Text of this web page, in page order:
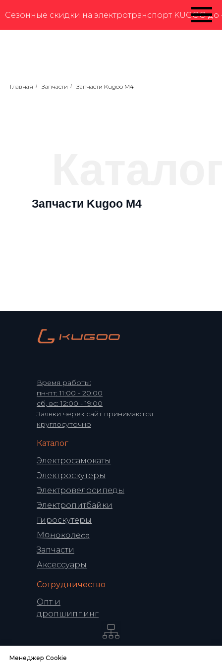
Сезонные скидки на электротранспорт KUGOO
Главная / Запчасти / Запчасти Kugoo M4
Запчасти Kugoo M4
Политика конфиденциальности
Электровелосипеды
Электропитбайки
Сотрудничество
Каталог
Электросамокаты
Электроскутеры
Гироскутеры
Запчасти
Аксессуары
Опт и
дропшиппинг
Время работы:
пн-пт: 11:00 - 20:00
сб, вс: 12:00 - 19:00
Заявки через сайт принимаются
круглосуточно
Моноколеса
Менеджер Cookie